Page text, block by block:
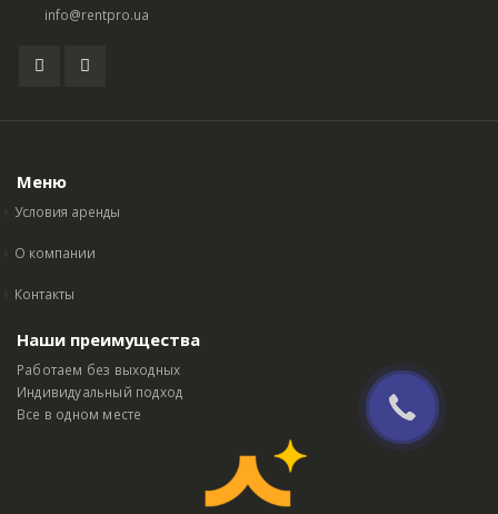
info@rentpro.ua
Меню
Условия аренды
О компании
Контакты
Наши преимущества
Работаем без выходных
Индивидуальный подход
Все в одном месте